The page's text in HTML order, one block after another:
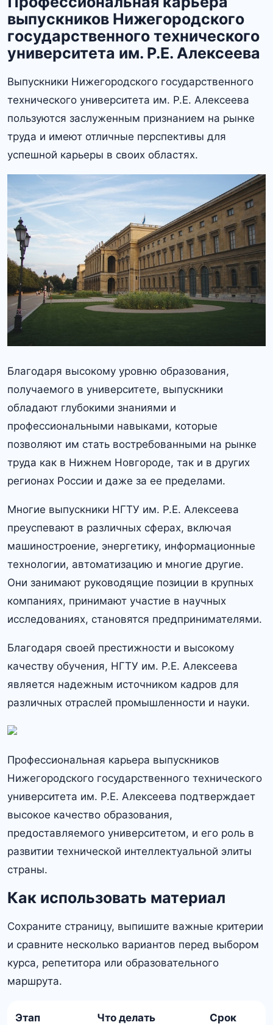
выпускников Нижегородского
государственного технического
университета им. Р.Е.​ Алексеева
Выпускники Нижегородского государственного
технического университета им.​ Р.Е. Алексеева
пользуются заслуженным признанием на рынке
труда и имеют отличные перспективы для
успешной карьеры в своих областях.
Благодаря высокому уровню образования,
получаемого в университете, выпускники
обладают глубокими знаниями и
профессиональными навыками, которые
позволяют им стать востребованными на рынке
труда как в Нижнем Новгороде, так и в других
регионах России и даже за ее пределами.​
Многие выпускники НГТУ им.​ Р.​Е.​ Алексеева
преуспевают в различных сферах, включая
машиностроение, энергетику, информационные
технологии, автоматизацию и многие другие.​
Они занимают руководящие позиции в крупных
компаниях, принимают участие в научных
исследованиях, становятся предпринимателями.
Благодаря своей престижности и высокому
качеству обучения, НГТУ им.​ Р.​Е.​ Алексеева
является надежным источником кадров для
различных отраслей промышленности и науки.​
Профессиональная карьера выпускников
Нижегородского государственного технического
университета им.​ Р.​Е.​ Алексеева подтверждает
высокое качество образования,
предоставляемого университетом, и его роль в
развитии технической интеллектуальной элиты
страны.​
Как использовать материал
Сохраните страницу, выпишите важные критерии
и сравните несколько вариантов перед выбором
курса, репетитора или образовательного
маршрута.
Этап Что делать Срок